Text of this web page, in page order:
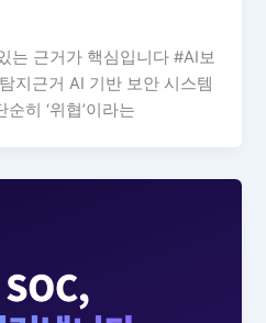
는 근거가 핵심입니다 #AI보
지근거 AI 기반 보안 시스템
히 ‘위협’이라는